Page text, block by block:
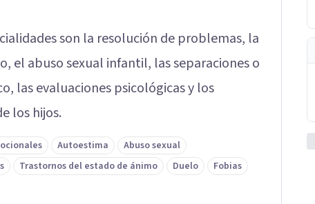
son la resolución de problemas, la
el abuso sexual infantil, las separaciones o
las evaluaciones psicológicas y los
los hijos.
Autoestima
Abuso sexual
Trastornos del estado de ánimo Duelo Fobias